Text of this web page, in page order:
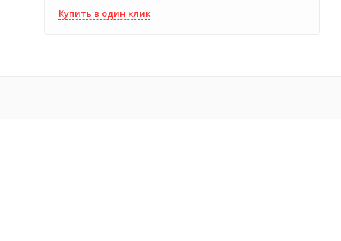
Купить в один клик